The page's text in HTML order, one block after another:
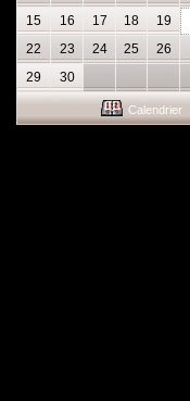
15
16 17 18 19
22
23 24 25 26
29
30
Calendrier